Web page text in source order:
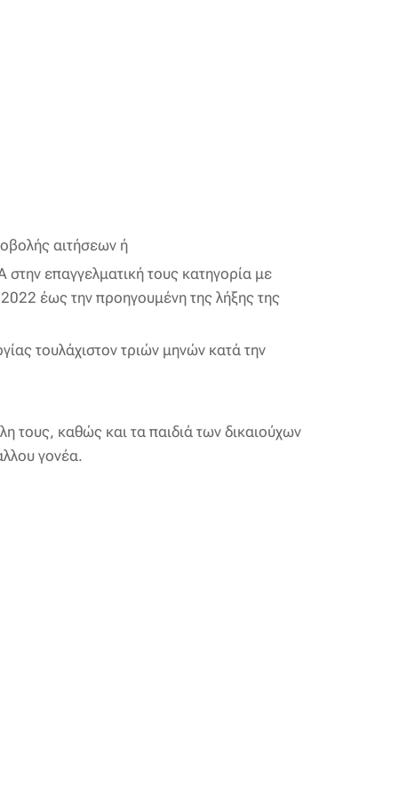
αιτήσεων ή
επαγγελματική τους κατηγορία με
έως την προηγουμένη της λήξης της
τουλάχιστον τριών μηνών κατά την
τους, καθώς και τα παιδιά των δικαιούχων
γονέα.